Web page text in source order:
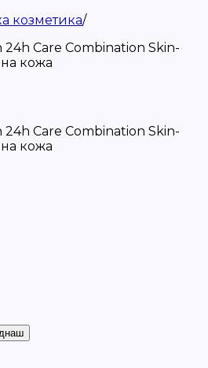
козметика/
24h Care Combination Skin-
кожа
24h Care Combination Skin-
кожа